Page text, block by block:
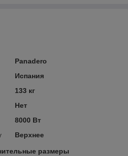
Panadero
Испания
133 кг
Нет
8000 Вт
Верхнее
размеры